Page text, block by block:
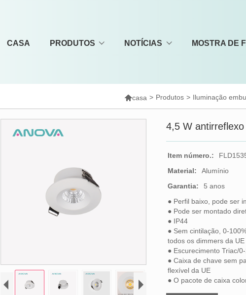
CASA PRODUTOS NOTÍCIAS MOSTRA DE
casa > Produtos > Iluminação
4,5 W
Item número.:
Material:
Alumínio
Garantia:
5 anos
● Perfil baixo, pode ser
● Pode ser montado
● IP44
● Sem cintilação, 0-
todos os dimmers da UE
● Escurecimento Triac/
● Caixa de chave sem
flexível da UE
● O pacote de caixa